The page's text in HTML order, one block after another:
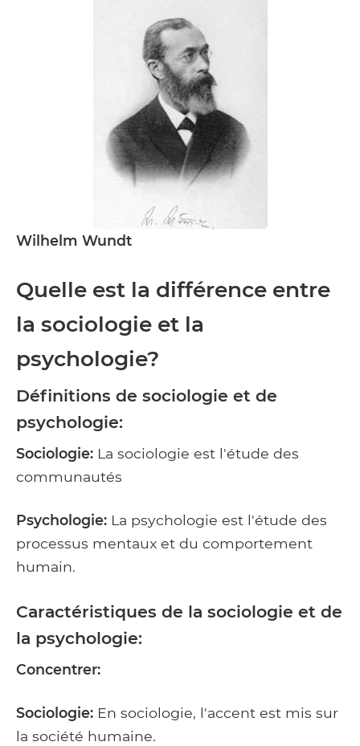
Wilhelm Wundt
Quelle est la différence entre
la sociologie et la
psychologie?
Définitions de sociologie et de
psychologie:
Sociologie: La sociologie est l'étude des
communautés
Psychologie: La psychologie est l'étude des
processus mentaux et du comportement
humain.
Caractéristiques de la sociologie et de
la psychologie:
Concentrer:
Sociologie: En sociologie, l'accent est mis sur
la société humaine.